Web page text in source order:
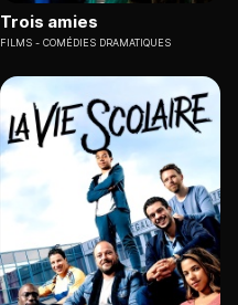
Trois amies
FILMS COMÉDIES DRAMATIQUES